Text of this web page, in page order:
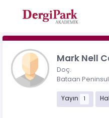
Mark Nell
Doç.
Bataan
Yayın 1